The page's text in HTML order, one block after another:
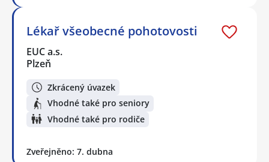
Lékař všeobecné pohotovosti
EUC a.s.
Plzeň
Zkrácený úvazek
Vhodné také pro seniory
Vhodné také pro rodiče
Zveřejněno: 7. dubna